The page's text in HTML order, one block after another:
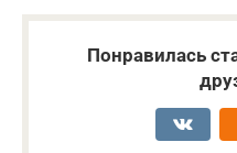
Понравилась